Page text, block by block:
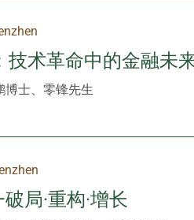
术革命中的金融未
博士、零锋先生
局·重构·增长